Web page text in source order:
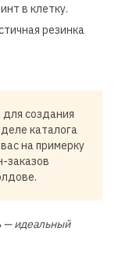
в клетку.
резинка
создания
каталога
на примерку
заказов
— идеальный